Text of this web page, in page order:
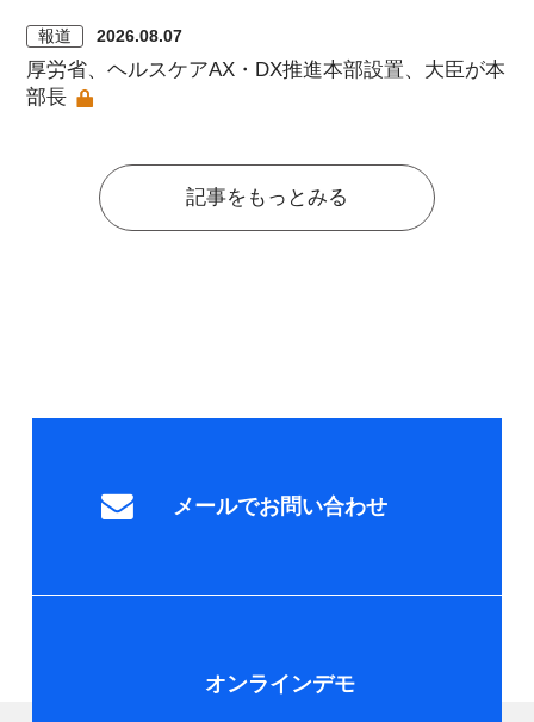
報道 2026.08.07
厚労省、ヘルスケアAX・DX推進本部設置、大臣が本
部長
記事をもっとみる
メールでお問い合わせ
オンラインデモ